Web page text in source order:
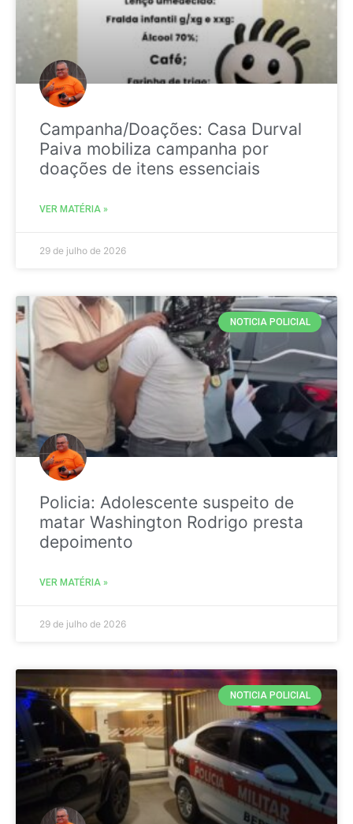
Campanha/Doações: Casa Durval
Paiva mobiliza campanha por
doações de itens essenciais
VER MATÉRIA »
29 de julho de 2026
NOTICIA POLICIAL
Policia: Adolescente suspeito de
matar Washington Rodrigo presta
depoimento
VER MATÉRIA »
29 de julho de 2026
NOTICIA POLICIAL